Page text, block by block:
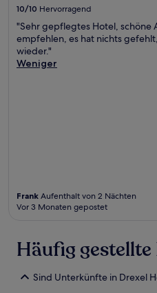
10/10 Hervorragend
"Sehr gepflegtes Hotel, schöne
empfehlen, es hat nichts
wieder."
Weniger
Frank Aufenthalt von 2 Nächten
Vor 3 Monaten gepostet
Häufig gestellte
Sind Unterkünfte in Drexel